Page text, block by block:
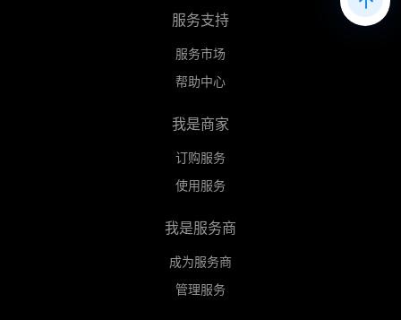
服务支持
服务市场
帮助中心
我是商家
订购服务
使用服务
我是服务商
成为服务商
管理服务